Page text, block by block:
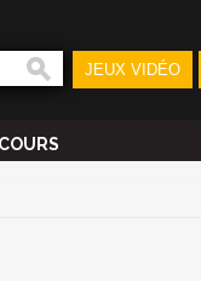
JEUX VIDÉO